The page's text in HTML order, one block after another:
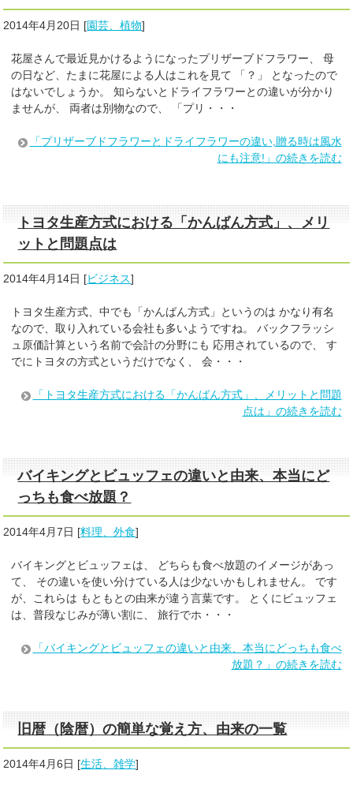
2014年4月20日 [園芸、植物]
花屋さんで最近見かけるようになったプリザーブドフラワー、 母
の日など、たまに花屋による人はこれを見て 「？」 となったので
はないでしょうか。 知らないとドライフラワーとの違いが分かり
ませんが、 両者は別物なので、 「プリ・・・
「プリザーブドフラワーとドライフラワーの違い,贈る時は風水
にも注意!」の続きを読む
トヨタ生産方式における「かんばん方式」、メリ
ットと問題点は
2014年4月14日 [ビジネス]
トヨタ生産方式、中でも「かんばん方式」というのは かなり有名
なので、取り入れている会社も多いようですね。 バックフラッシ
ュ原価計算という名前で会計の分野にも 応用されているので、 す
でにトヨタの方式というだけでなく、 会・・・
「トヨタ生産方式における「かんばん方式」、メリットと問題
点は」の続きを読む
バイキングとビュッフェの違いと由来、本当にど
っちも食べ放題？
2014年4月7日 [料理、外食]
バイキングとビュッフェは、 どちらも食べ放題のイメージがあっ
て、 その違いを使い分けている人は少ないかもしれません。 です
が、これらは もともとの由来が違う言葉です。 とくにビュッフェ
は、普段なじみが薄い割に、 旅行でホ・・・
「バイキングとビュッフェの違いと由来、本当にどっちも食べ
放題？」の続きを読む
旧暦（陰暦）の簡単な覚え方、由来の一覧
2014年4月6日 [生活、雑学]